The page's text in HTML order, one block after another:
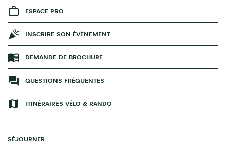
ESPACE PRO
INSCRIRE SON ÉVÉNEMENT
DEMANDE DE BROCHURE
QUESTIONS FRÉQUENTES
ITINÉRAIRES VÉLO & RANDO
SÉJOURNER